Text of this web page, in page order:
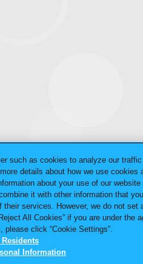
such as cookies to analyze our
details about how we use cookies
about your use of our
it with other information that
their services. However, we do not set
All Cookies” if you are under the
click “Cookie Settings”.
Information